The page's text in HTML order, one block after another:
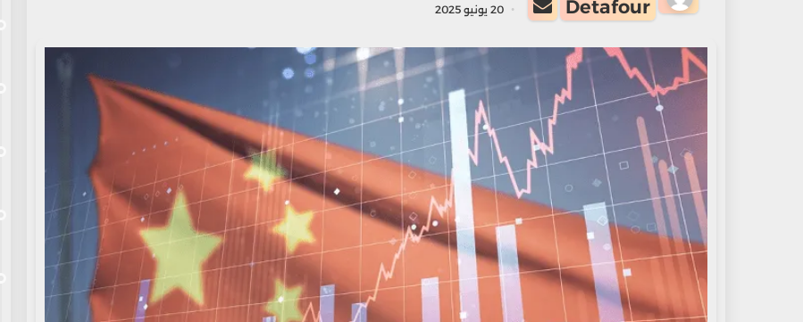
Detafour
أرسل
بريدا
إلكترونيا
20 يونيو 2025